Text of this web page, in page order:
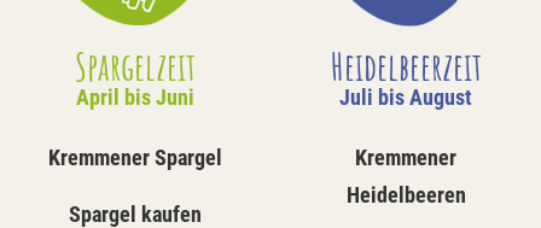
Spargelzeit
April bis Juni
Kremmener Spargel
Spargel kaufen
Heidelbeerzeit
Juli bis August
Kremmener
Heidelbeeren